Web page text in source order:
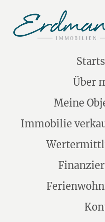
Über
Meine
Immobilie